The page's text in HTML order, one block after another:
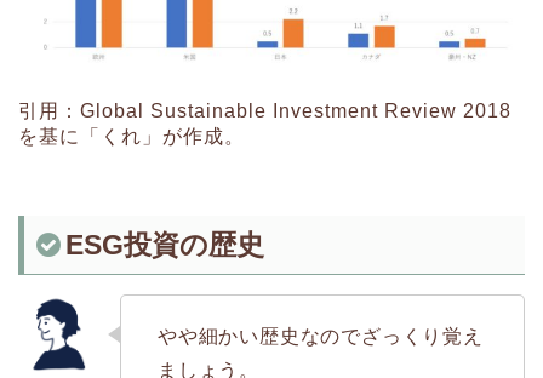
引用：Global Sustainable Investment Review 2018
を基に「くれ」が作成。
ESG投資の歴史
やや細かい歴史なのでざっくり覚え
ましょう。